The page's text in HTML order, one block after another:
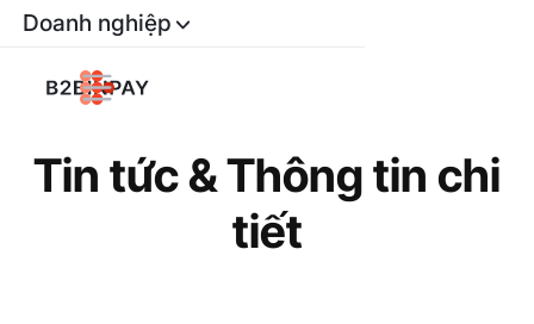
Doanh nghiệp
Tin tức & Thông tin chi
tiết